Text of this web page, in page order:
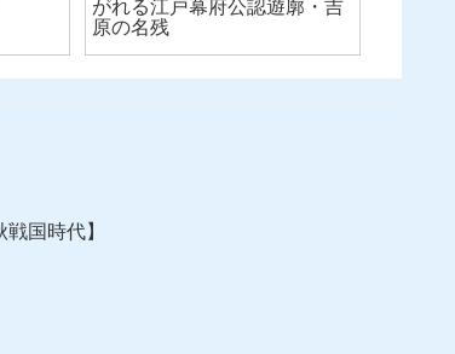
がれる江戸幕府公認遊廓・吉
原の名残
国時代】